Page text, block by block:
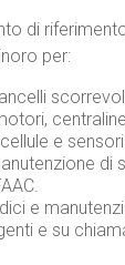
di
per:
e
di
e
e su